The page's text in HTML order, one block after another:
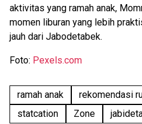
aktivitas yang ramah anak,
momen liburan yang lebih
jauh dari Jabodetabek.
Foto: Pexels.com
ramah anak rekomendasi
statcation
Zone